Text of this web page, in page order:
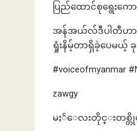
ပြည်ထောင်စုရွေးက
အန်အယ်လ်ဒီပါတီဟာ ၂
ရှုံးနိမ့်တာရှိခဲ့ပေမယ့် ခု
#voiceofmyanmar
zawgy
မႏၲေလးတိုင္းတစ္တိုင္